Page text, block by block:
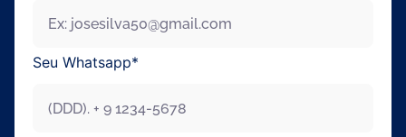
Seu Whatsapp*